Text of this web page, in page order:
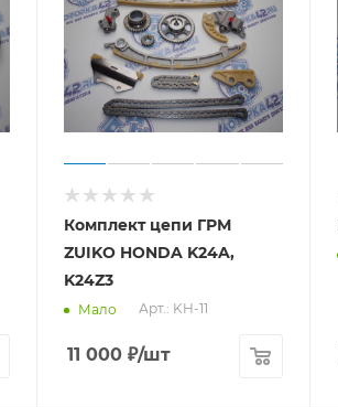
Комплект цепи ГРМ
ZUIKO HONDA K24A,
K24Z3
Мало Арт.: KH-11
11 000₽/шт